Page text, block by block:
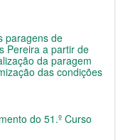
paragens de
Pereira a partir de
da paragem
das condições
do 51.º Curso